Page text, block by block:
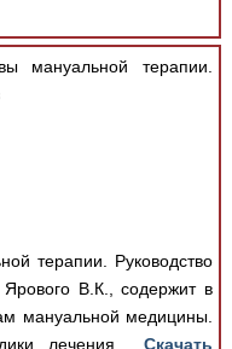
мануальной терапии.
терапии. Руководство
В.К., содержит в
мануальной медицины.
лечения...Скачать